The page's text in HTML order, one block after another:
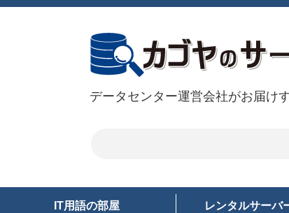
データセンター運営会社がお届け
IT用語の部屋 レンタルサーバ